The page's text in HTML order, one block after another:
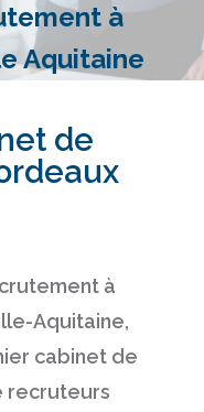
à
Aquitaine
de
à
Aquitaine,
cabinet de
recruteurs